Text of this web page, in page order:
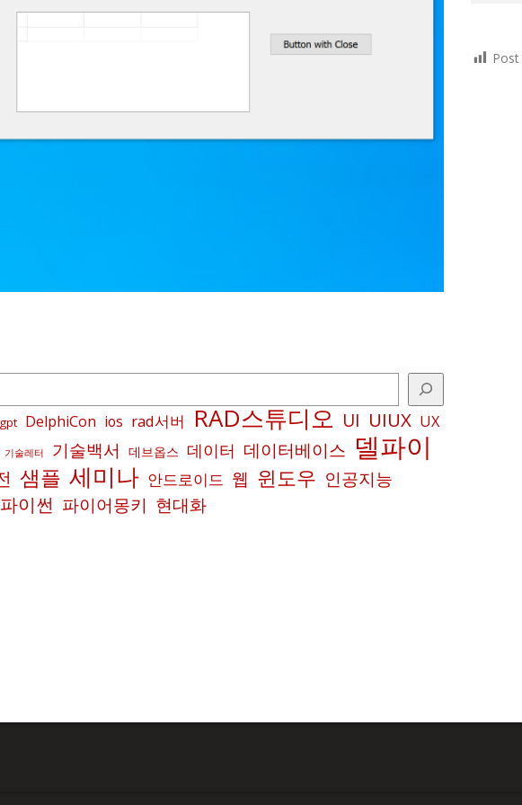
DelphiCon ios rad서버 RAD스튜디오 UI UIUX UX
기술레터 기술백서 데브옵스 데이터 데이터베이스 델파이
샘플 세미나 안드로이드 웹 윈도우 인공지능
파이썬 파이어몽키 현대화
Post